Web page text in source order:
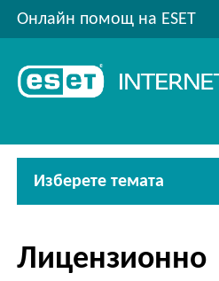
Онлайн помощ на ESET
Изберете темата
Лицензионно